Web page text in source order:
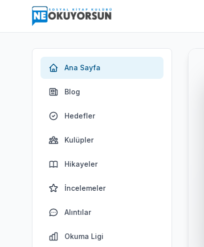
Ana Sayfa
Blog
Hedefler
Kulüpler
Hikayeler
İncelemeler
Alıntılar
Okuma Ligi